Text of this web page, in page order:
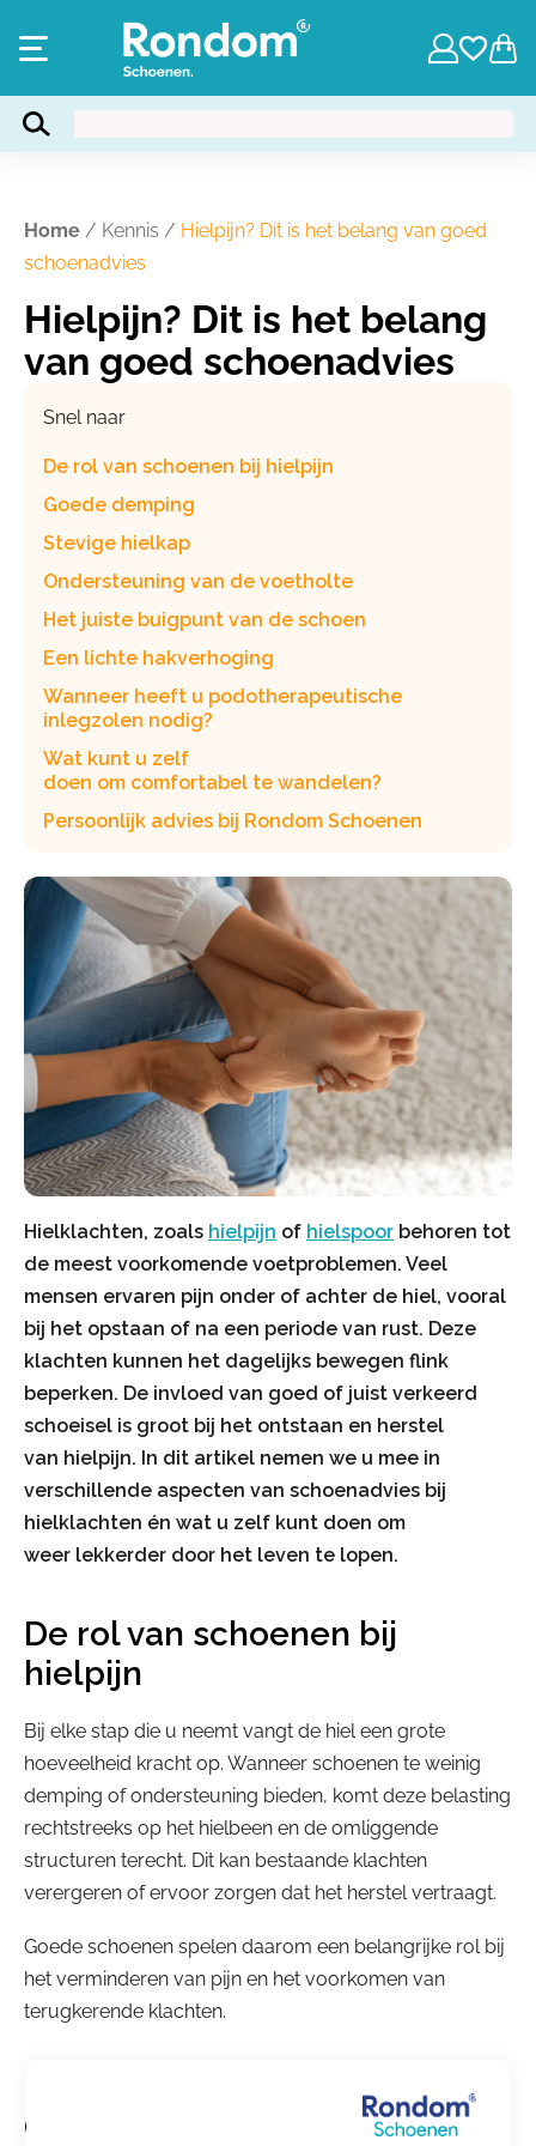
Home / Kennis / Hielpijn? Dit is het belang van goed
schoenadvies
Hielpijn? Dit is het belang
van goed schoenadvies
Snel naar
De rol van schoenen bij hielpijn
Goede demping
Stevige hielkap
Ondersteuning van de voetholte
Het juiste buigpunt van de schoen
Een lichte hakverhoging
Wanneer heeft u podotherapeutische
inlegzolen nodig?
Wat kunt u zelf
doen om comfortabel te wandelen?
Persoonlijk advies bij Rondom Schoenen
Hielklachten, zoals hielpijn of hielspoor behoren tot
de meest voorkomende voetproblemen. Veel
mensen ervaren pijn onder of achter de hiel, vooral
bij het opstaan of na een periode van rust. Deze
klachten kunnen het dagelijks bewegen flink
beperken. De invloed van goed of juist verkeerd
schoeisel is groot bij het ontstaan en herstel
van hielpijn. In dit artikel nemen we u mee in
verschillende aspecten van schoenadvies bij
hielklachten én wat u zelf kunt doen om
weer lekkerder door het leven te lopen.
De rol van schoenen bij
hielpijn
Bij elke stap die u neemt vangt de hiel een grote
hoeveelheid kracht op. Wanneer schoenen te weinig
demping of ondersteuning bieden, komt deze belasting
rechtstreeks op het hielbeen en de omliggende
structuren terecht. Dit kan bestaande klachten
verergeren of ervoor zorgen dat het herstel vertraagt.
Goede schoenen spelen daarom een belangrijke rol bij
het verminderen van pijn en het voorkomen van
terugkerende klachten.
Goede demping